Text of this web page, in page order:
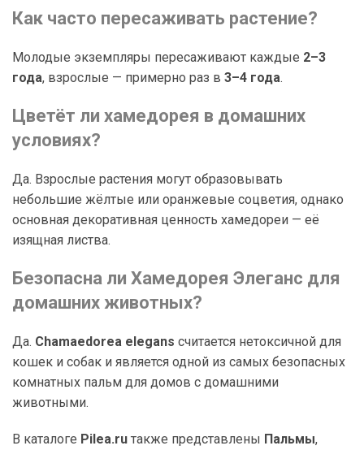
Как часто пересаживать растение?
Молодые экземпляры пересаживают каждые 2–3
года, взрослые — примерно раз в 3–4 года.
Цветёт ли хамедорея в домашних
условиях?
Да. Взрослые растения могут образовывать
небольшие жёлтые или оранжевые соцветия, однако
основная декоративная ценность хамедореи — её
изящная листва.
Безопасна ли Хамедорея Элеганс для
домашних животных?
Да. Chamaedorea elegans считается нетоксичной для
кошек и собак и является одной из самых безопасных
комнатных пальм для домов с домашними
животными.
В каталоге Pilea.ru также представлены Пальмы,